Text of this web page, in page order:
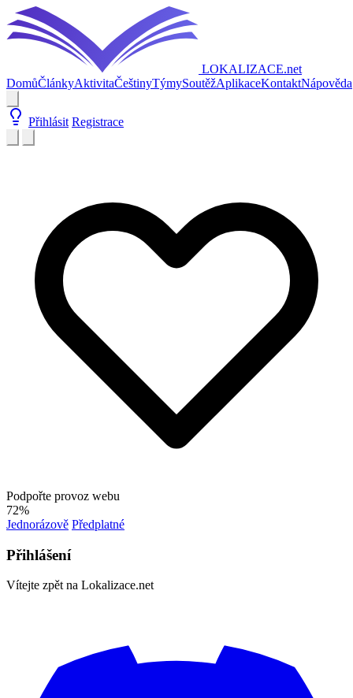
LOKALIZACE.net
DomůČlánkyAktivitaČeštinyTýmySoutěžAplikaceKontaktNápověda
Přihlásit Registrace
Podpořte provoz webu
72%
Jednorázově Předplatné
Přihlášení
Vítejte zpět na Lokalizace.net